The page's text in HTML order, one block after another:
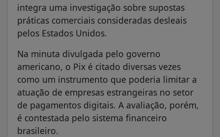
integra uma investigação sobre supostas
práticas comerciais consideradas desleais
pelos Estados Unidos.
Na minuta divulgada pelo governo
americano, o Pix é citado diversas vezes
como um instrumento que poderia limitar a
atuação de empresas estrangeiras no setor
de pagamentos digitais. A avaliação, porém,
é contestada pelo sistema financeiro
brasileiro.